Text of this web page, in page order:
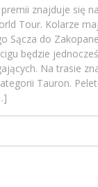
znajduje się
Tour. Kolarze
Sącza do
będzie
Na trasie
Tauron.